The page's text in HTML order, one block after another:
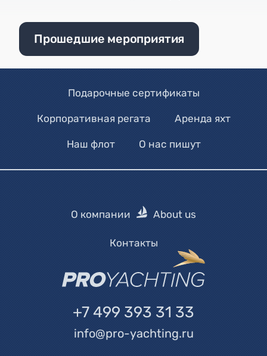
Прошедшие мероприятия
Подарочные сертификаты
Корпоративная регата Аренда яхт
Наш флот О нас пишут
О компании About us
Контакты
+7 499 393 31 33
info@pro-yachting.ru